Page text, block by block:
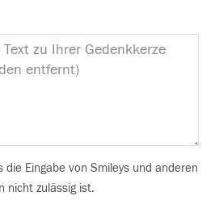
Eingabe von Smileys und anderen
nicht zulässig ist.